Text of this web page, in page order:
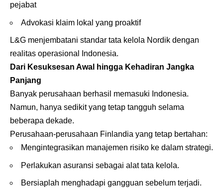
pejabat
Advokasi klaim lokal yang proaktif
L&G menjembatani standar tata kelola Nordik dengan
realitas operasional Indonesia.
Dari Kesuksesan Awal hingga Kehadiran Jangka
Panjang
Banyak perusahaan berhasil memasuki Indonesia.
Namun, hanya sedikit yang tetap tangguh selama
beberapa dekade.
Perusahaan-perusahaan Finlandia yang tetap bertahan:
Mengintegrasikan manajemen risiko ke dalam strategi.
Perlakukan asuransi sebagai alat tata kelola.
Bersiaplah menghadapi gangguan sebelum terjadi.